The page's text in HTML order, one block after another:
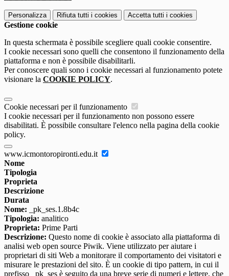
Personalizza Rifiuta tutti i cookies Accetta tutti i cookies
Gestione cookie
In questa schermata è possibile scegliere quali cookie consentire.
I cookie necessari sono quelli che consentono il funzionamento della
piattaforma e non è possibile disabilitarli.
Per conoscere quali sono i cookie necessari al funzionamento potete
visionare la COOKIE POLICY.
Cookie necessari per il funzionamento
I cookie necessari per il funzionamento non possono essere
disabilitati. È possibile consultare l'elenco nella pagina della cookie
policy.
www.icmontoropironti.edu.it
Nome
Tipologia
Proprieta
Descrizione
Durata
Nome: _pk_ses.1.8b4c
Tipologia: analitico
Proprieta: Prime Parti
Descrizione: Questo nome di cookie è associato alla piattaforma di
analisi web open source Piwik. Viene utilizzato per aiutare i
proprietari di siti Web a monitorare il comportamento dei visitatori e
misurare le prestazioni del sito. È un cookie di tipo pattern, in cui il
prefisso _pk_ses è seguito da una breve serie di numeri e lettere, che